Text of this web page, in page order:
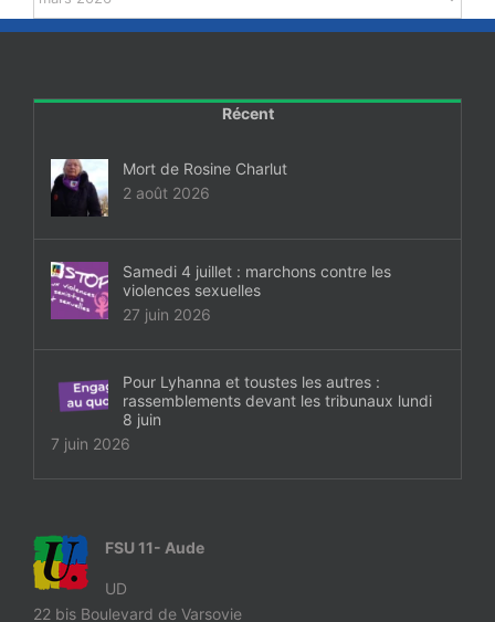
Récent
Mort de Rosine Charlut
2 août 2026
Samedi 4 juillet : marchons contre les
violences sexuelles
27 juin 2026
Pour Lyhanna et toustes les autres :
rassemblements devant les tribunaux lundi
8 juin
7 juin 2026
FSU 11- Aude
UD
22 bis Boulevard de Varsovie